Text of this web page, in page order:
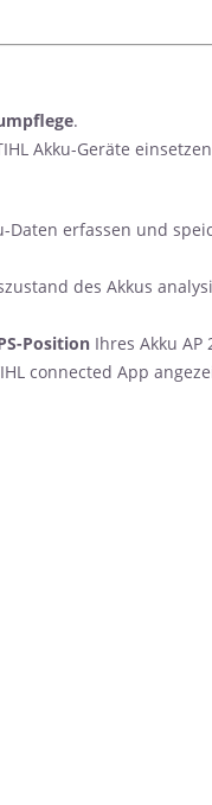
.
Akku-Geräte
Daten erfassen und
des Akkus
Position Ihres Akku AP
connected App